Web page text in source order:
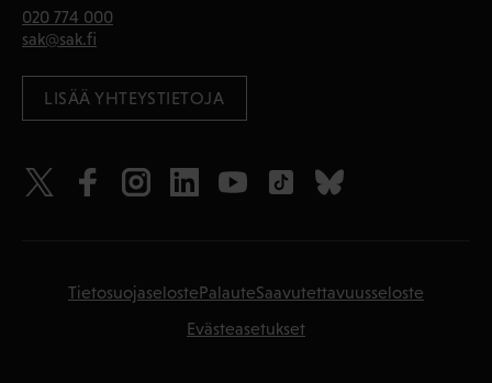
020 774 000
sak@sak.fi
LISÄÄ YHTEYSTIETOJA
TietosuojaselostePalauteSaavutettavuusseloste
Evästeasetukset